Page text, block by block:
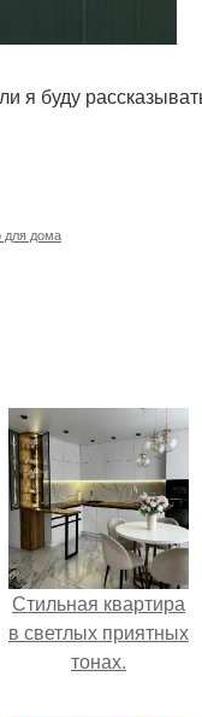
я буду
для дома
Стильная квартира
в светлых приятных
тонах.